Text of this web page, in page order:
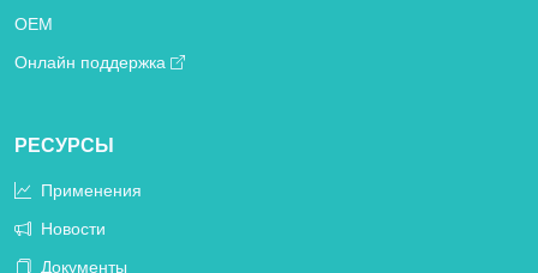
OEM
Онлайн поддержка
РЕСУРСЫ
Применения
Новости
Документы